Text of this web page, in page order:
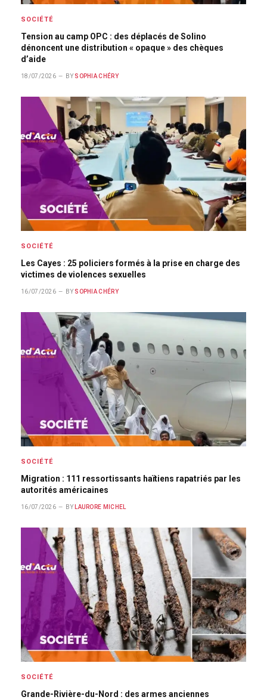
SOCIÉTÉ
Tension au camp OPC : des déplacés de Solino
dénoncent une distribution « opaque » des chèques
d’aide
18/07/2026 BY SOPHIA CHÉRY
SOCIÉTÉ
Les Cayes : 25 policiers formés à la prise en charge des
victimes de violences sexuelles
16/07/2026 BY SOPHIA CHÉRY
SOCIÉTÉ
Migration : 111 ressortissants haïtiens rapatriés par les
autorités américaines
16/07/2026 BY LAURORE MICHEL
SOCIÉTÉ
Grande-Rivière-du-Nord : des armes anciennes